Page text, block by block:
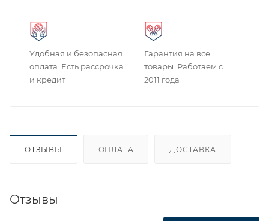
Удобная и безопасная
оплата. Есть рассрочка
и кредит
Гарантия на все
товары. Работаем с
2011 года
ОТЗЫВЫ ОПЛАТА ДОСТАВКА
Отзывы